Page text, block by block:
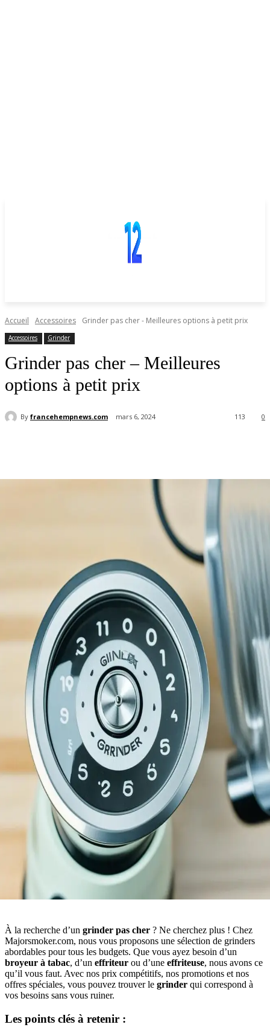
Accueil Accessoires Grinder pas cher - Meilleures options à petit prix
Accessoires Grinder
Grinder pas cher – Meilleures
options à petit prix
By francehempnews.com mars 6, 2024 0
113
À la recherche d’un grinder pas cher ? Ne cherchez plus ! Chez
Majorsmoker.com, nous vous proposons une sélection de grinders
abordables pour tous les budgets. Que vous ayez besoin d’un
broyeur à tabac, d’un effriteur ou d’une effriteuse, nous avons ce
qu’il vous faut. Avec nos prix compétitifs, nos promotions et nos
offres spéciales, vous pouvez trouver le grinder qui correspond à
vos besoins sans vous ruiner.
Les points clés à retenir :